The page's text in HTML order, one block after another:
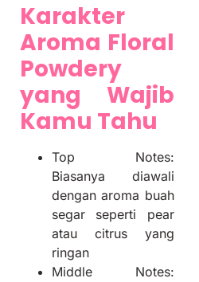
Karakter
Aroma Floral
Powdery
yang Wajib
Kamu Tahu
Top Notes:
Biasanya diawali
dengan aroma buah
segar seperti pear
atau citrus yang
ringan
Middle Notes: